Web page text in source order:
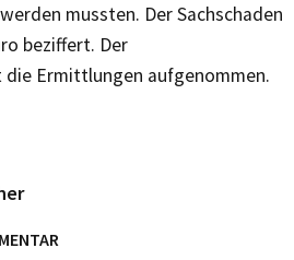
mussten. Der Sachschaden
beziffert. Der
Ermittlungen aufgenommen.